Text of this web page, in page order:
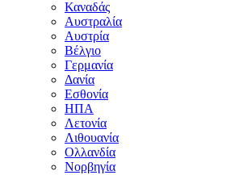
Καναδάς
Αυστραλία
Αυστρία
Βέλγιο
Γερμανία
Δανία
Εσθονία
ΗΠΑ
Λετονία
Λιθουανία
Ολλανδία
Νορβηγία